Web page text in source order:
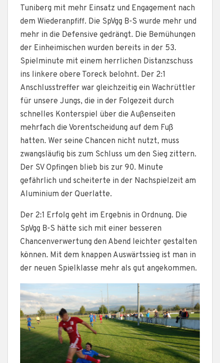
Tuniberg mit mehr Einsatz und Engagement nach
dem Wiederanpfiff. Die SpVgg B-S wurde mehr und
mehr in die Defensive gedrängt. Die Bemühungen
der Einheimischen wurden bereits in der 53.
Spielminute mit einem herrlichen Distanzschuss
ins linkere obere Toreck belohnt. Der 2:1
Anschlusstreffer war gleichzeitig ein Wachrüttler
für unsere Jungs, die in der Folgezeit durch
schnelles Konterspiel über die Außenseiten
mehrfach die Vorentscheidung auf dem Fuß
hatten. Wer seine Chancen nicht nutzt, muss
zwangsläufig bis zum Schluss um den Sieg zittern.
Der SV Opfingen blieb bis zur 90. Minute
gefährlich und scheiterte in der Nachspielzeit am
Aluminium der Querlatte.
Der 2:1 Erfolg geht im Ergebnis in Ordnung. Die
SpVgg B-S hätte sich mit einer besseren
Chancenverwertung den Abend leichter gestalten
können. Mit dem knappen Auswärtssieg ist man in
der neuen Spielklasse mehr als gut angekommen.